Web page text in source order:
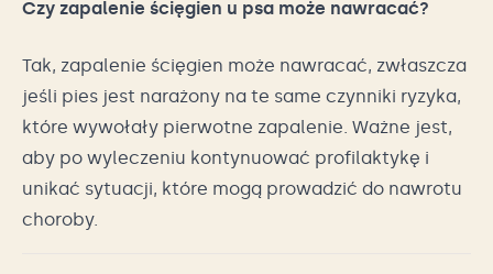
Czy zapalenie ścięgien u psa może nawracać?
Tak, zapalenie ścięgien może nawracać, zwłaszcza
jeśli pies jest narażony na te same czynniki ryzyka,
które wywołały pierwotne zapalenie. Ważne jest,
aby po wyleczeniu kontynuować profilaktykę i
unikać sytuacji, które mogą prowadzić do nawrotu
choroby.